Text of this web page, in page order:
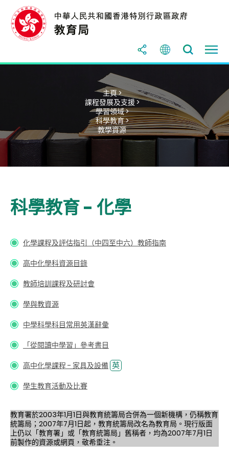
主頁 >
課程發展及支援 >
學習領域 >
科學教育 >
教學資源
科學教育 - 化學
化學課程及評估指引（中四至中六）教師指南
高中化學科資源目錄
教師培訓課程及研討會
學與教資源
中學科學科目常用英漢辭彙
「從閱讀中學習」參考書目
高中化學課程 - 家具及設備 英
學生教育活動及比賽
教育署於2003年1月1日與教育統籌局合併為一個新機構，仍稱教育
統籌局；2007年7月1日起，教育統籌局改名為教育局。現行版面
上仍以「教育署」或「教育統籌局」舊稱者，均為2007年7月1日
前製作的資源或網頁，敬希垂注。